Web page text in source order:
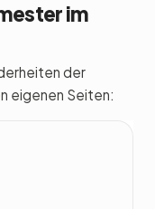
im
der
eigenen Seiten: